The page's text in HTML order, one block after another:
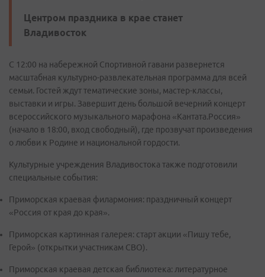
Центром праздника в крае станет
Владивосток
С 12:00 на набережной Спортивной гавани развернется
масштабная культурно-развлекательная программа для всей
семьи. Гостей ждут тематические зоны, мастер-классы,
выставки и игры. Завершит день большой вечерний концерт
всероссийского музыкального марафона «Кантата.Россия»
(начало в 18:00, вход свободный), где прозвучат произведения
о любви к Родине и национальной гордости.
Культурные учреждения Владивостока также подготовили
специальные события:
Приморская краевая филармония: праздничный концерт
«Россия от края до края».
Приморская картинная галерея: старт акции «Пишу тебе,
Герой» (открытки участникам СВО).
Приморская краевая детская библиотека: литературное